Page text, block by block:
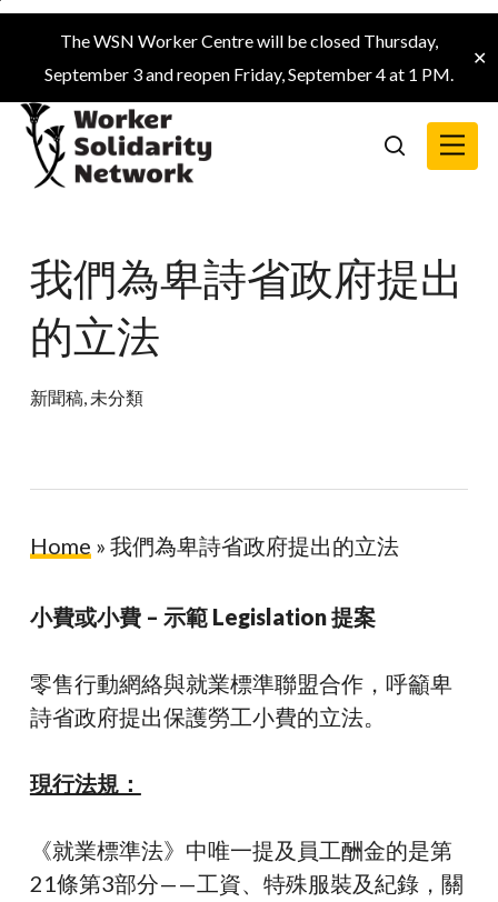
Skip
main
content
The WSN Worker Centre will be closed Thursday,
September 3 and reopen Friday, September 4 at 1 PM.
✕
search
Menu
我們為卑詩省政府提出
的立法
新聞稿, 未分類
Home » 我們為卑詩省政府提出的立法
小費或小費 – 示範 Legislation 提案
零售行動網絡與就業標準聯盟合作，呼籲卑
詩省政府提出保護勞工小費的立法。
現行法規：
《就業標準法》中唯一提及員工酬金的是第
21條第3部分——工資、特殊服裝及紀錄，關